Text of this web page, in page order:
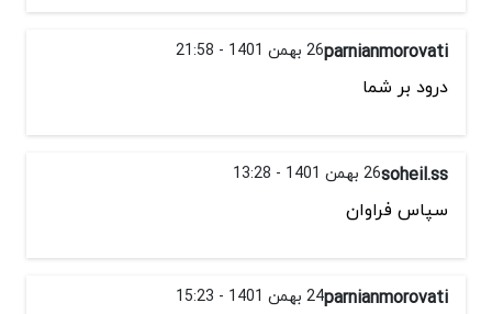
parnianmorovati26 بهمن 1401 - 21:58
درود بر شما
soheil.ss26 بهمن 1401 - 13:28
سپاس فراوان
parnianmorovati24 بهمن 1401 - 15:23